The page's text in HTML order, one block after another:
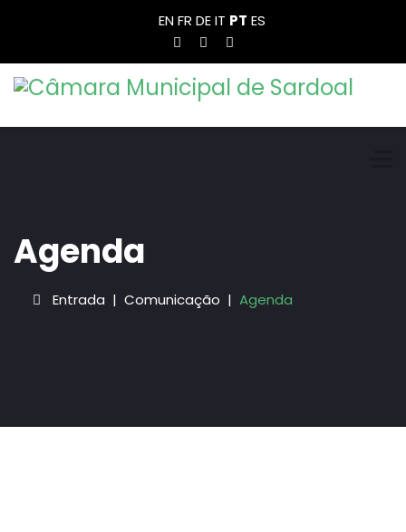
ENFR DEIT PT ES
Agenda
Entrada Comunicação Agenda